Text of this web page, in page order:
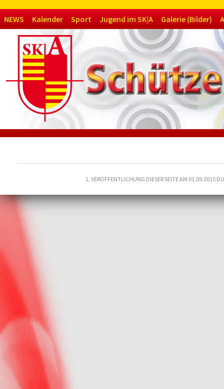
Navigation
überspringen
NEWS Kalender Sport Jugend im SK|A Galerie (Bilder)
1. VERÖFFENTLICHUNG DIESER SEITE AM 01.09.2015